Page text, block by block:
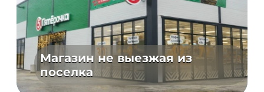
Магазин не выезжая из
поселка